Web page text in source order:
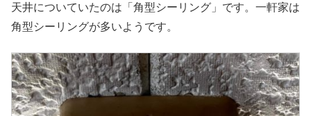
天井についていたのは「角型シーリング」です。一軒家は
角型シーリングが多いようです。